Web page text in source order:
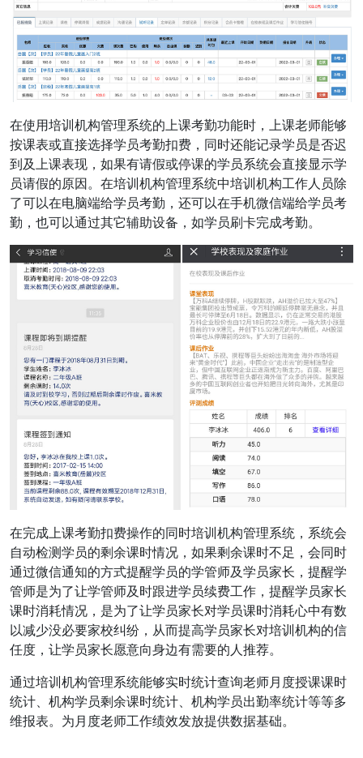
在使用培训机构管理系统的上课考勤功能时，上课老师能够
按课表或直接选择学员考勤扣费，同时还能记录学员是否迟
到及上课表现，如果有请假或停课的学员系统会直接显示学
员请假的原因。在培训机构管理系统中培训机构工作人员除
了可以在电脑端给学员考勤，还可以在手机微信端给学员考
勤，也可以通过其它辅助设备，如学员刷卡完成考勤。
在完成上课考勤扣费操作的同时培训机构管理系统，系统会
自动检测学员的剩余课时情况，如果剩余课时不足，会同时
通过微信通知的方式提醒学员的学管师及学员家长，提醒学
管师是为了让学管师及时跟进学员续费工作，提醒学员家长
课时消耗情况，是为了让学员家长对学员课时消耗心中有数
以减少没必要家校纠纷，从而提高学员家长对培训机构的信
任度，让学员家长愿意向身边有需要的人推荐。
通过培训机构管理系统能够实时统计查询老师月度授课课时
统计、机构学员剩余课时统计、机构学员出勤率统计等等多
维报表。为月度老师工作绩效发放提供数据基础。